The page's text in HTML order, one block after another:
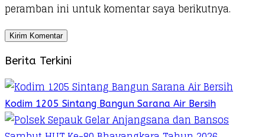
peramban ini untuk komentar saya berikutnya.
Berita Terkini
Kodim 1205 Sintang Bangun Sarana Air Bersih